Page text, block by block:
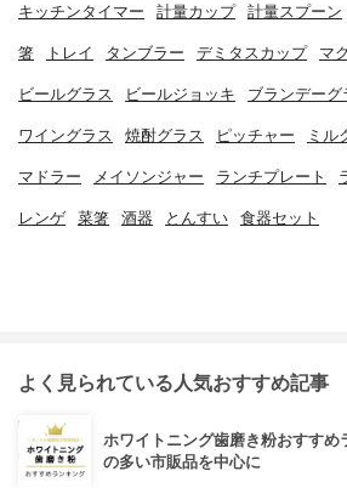
キッチンタイマー 計量カップ 計量スプーン
箸 トレイ タンブラー デミタスカップ マ
ビールグラス ビールジョッキ ブランデーグ
ワイングラス 焼酎グラス ピッチャー ミル
マドラー メイソンジャー ランチプレート
レンゲ 菜箸 酒器 とんすい 食器セット
よく見られている人気おすすめ記事
ホワイトニング歯磨き粉おすすめ
の多い市販品を中心に